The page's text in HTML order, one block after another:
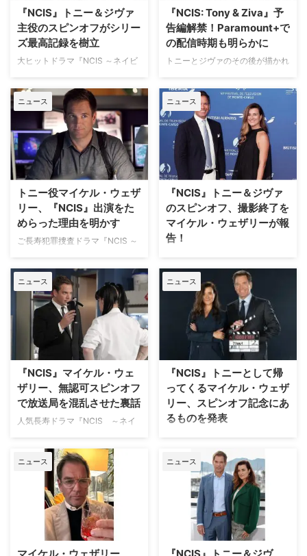
ニー＆ジヴァ）の魅力、彼らが乗
り越えるべき壁、そして将来的な
クロスオーバーの可能性につい
て、マイケル・ウェザリーがTV
Guideのインタビュー取材に応じ
た。その全文をご紹介しよう。
いよいよトニー＆ジヴァが復活！
トニー・ディノッゾ（マイケル・
ウェザリー）とジヴァ・ダヴィー
ド（コート・デ・パブロ）が初め
て共演したのは、20 …
年サンディエゴ・コミコンのパネ
ルに登壇した二人は、本家シリー
ズを振り返り、コートがシーズン
8第3話「怒りの導火線」の撮影
は、数話前に出会ったばかりのト
ニーとジヴァが、ホテルのベッド
にいるシーンから始まる …
『NCIS』トニー＆ジヴァ
主役のスピンオフがシリー
ズ最高記録を樹立
大ヒットドラマ『NCIS ～ネイビ
ー、トニーとジヴァのその後を描
くParamount+の新作スピンオフ
『NCIS: トニー＆ジヴァ』。その
予告編の再生回数がシリーズ最高
記録を樹立した。米Deadlineが
報じている。 10年以上待っ
た“TIVA”ファンたちが殺到！
ーズン11にかけてともに過ごし、
お互いにとって特別な存在となっ
ていったトニー（マイケル・ウェ
ザリー）とジヴァ（コート・デ・
『NCIS: Tony & Ziva』予
告編解禁！Paramount+で
の配信時期も明らかに
トニーとジヴァのその後が描かれ
シリーズ『NCIS: Tony &
Ziva（原題）』より、初の場面写
真と予告編が公開され、待望の配
信時期も2025年秋に決定した。
トニー＆ジヴァがスクリーンに帰
ってくる！10年ぶりの再共演が
実現 本作は、長寿シリーズ
から誕生した最新スピンオフ。
2013年以来の共演となるマイケ
ル・ウェザリーとコート・デ・パ
ブロが再び、トニー・ディノッゾ
根 …
ニュース
トニー役マイケル・ウェザ
リー、『NCIS』出演をた
めらった理由を明かす
ご長寿犯罪捜査ドラマ『NCIS ～
指の人気を誇るキャラクターと言
えば、マイケル・ウェザリー演じ
るアンソニー・“トニー”・ディノ
ッゾである。しかしマイケルの
『NCIS』の旅路は、躊躇いと共
に始まったようだ。米FANDOM
WIREが、その理由を紹介してい
た理由とは？ 『NCIS ～ネイビー
犯罪捜査班』が始まった当初マイ
ケルは、これが彼のキャリアを決
定づける瞬間になるとは思っても
に人気の絶頂へと到達し、ファン
層を拡大 …
ニュース
『NCIS』トニー＆ジヴァ
のスピンオフ、撮影終了を
マイケル・ウェザリーが報
告！
ファンが心待ちにしている
『NCIS ～ネイビー犯罪捜査班』
のトニーとジヴァを主人公に描く
スピンオフドラマ『NCIS: Tony
& Ziva（原題）』の撮影がついに
終了した。トニー役のマイケル・
ウェザリーがソーシャルメディア
で報告している。 シーズン1の撮
影が完了！ 『Tony & Ziva』は昨
年からハンガリーのブダペストに
て撮影が行われていたが、先月末
に無事終了を迎えたようだ。米
Hello! Magazineによると、マイ
かる写真ととも …
ニュース
『NCIS』マイケル・ウェ
ザリー、無認可スピンオフ
で放送局を混乱させた裏話
人気長寿ドラマ『NCIS ～ネイ
にわたり、アンソニー・“トニ
ー”・ディノッゾ役を演じたマイ
ケル・ウェザリーが、過去にトニ
ーを主人公にしたWebシリーズを
製作し、『NCIS』の放送局CBS
を混乱させたという裏話を紹介し
たい。 トニーがセラピーを受け
る？！ マイケル演じるトニー
ニュース
『NCIS』トニーとして帰
ってくるマイケル・ウェザ
リー、スピンオフ記念にあ
るものを発表
『NCIS ～ネイビー犯罪捜査班』
のトニーとジヴァを主人公に描く
スピンオフドラマ『NCIS: Tony
& Ziva（原題）』でトニーとして
帰ってくるマイケル・ウェザリー
が、新シリーズの撮影開始を記念
して作られた記念品を紹介してい
る。 マイケル・ウェザリーが発
ニュース
マイケル・ウェザリー、
ニュース
『NCIS』トニー＆ジヴ